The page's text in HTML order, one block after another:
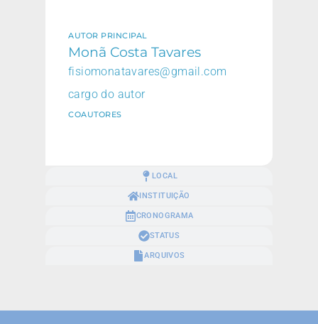
LOCAL
INSTITUIÇÃO
CRONOGRAMA
STATUS
ARQUIVOS
AUTOR PRINCIPAL
Monã Costa Tavares
fisiomonatavares@gmail.com
cargo do autor
COAUTORES